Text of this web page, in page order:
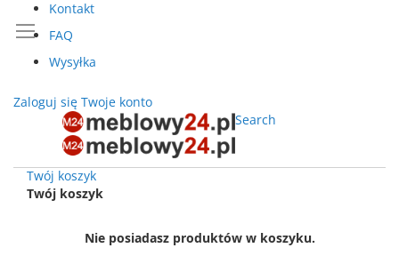
Kontakt
FAQ
Wysyłka
Zaloguj się Twoje konto
Search
Twój koszyk
Twój koszyk
Nie posiadasz produktów w koszyku.